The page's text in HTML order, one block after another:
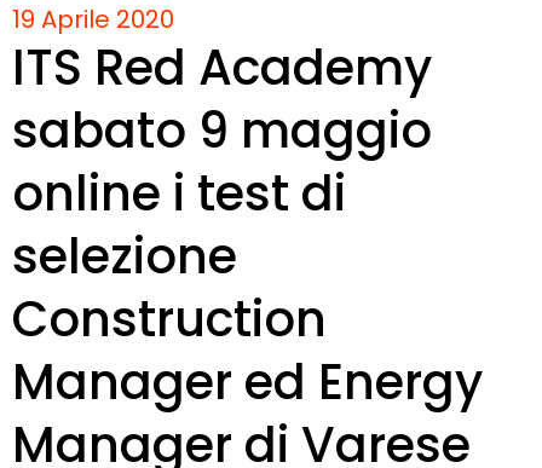
19 Aprile 2020
ITS Red Academy
sabato 9 maggio
online i test di
selezione
Construction
Manager ed Energy
Manager di Varese